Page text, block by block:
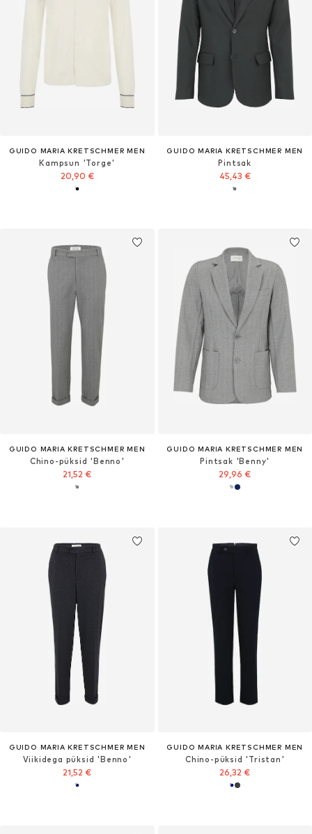
GUIDO MARIA KRETSCHMER MEN
Kampsun 'Torge'
20,90 €
GUIDO MARIA KRETSCHMER MEN
Pintsak
45,43 €
GUIDO MARIA KRETSCHMER MEN
Chino-püksid 'Benno'
21,52 €
GUIDO MARIA KRETSCHMER MEN
Pintsak 'Benny'
29,96 €
GUIDO MARIA KRETSCHMER MEN
Viikidega püksid 'Benno'
21,52 €
GUIDO MARIA KRETSCHMER MEN
Chino-püksid 'Tristan'
26,32 €